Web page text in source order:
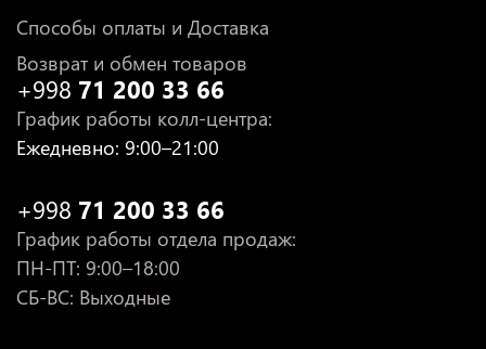
Способы оплаты и Доставка
Возврат и обмен товаров
+998 71 200 33 66
График работы колл-центра:
Ежедневно: 9:00–21:00
+998 71 200 33 66
График работы отдела продаж:
ПН-ПТ: 9:00–18:00
СБ-ВС: Выходные